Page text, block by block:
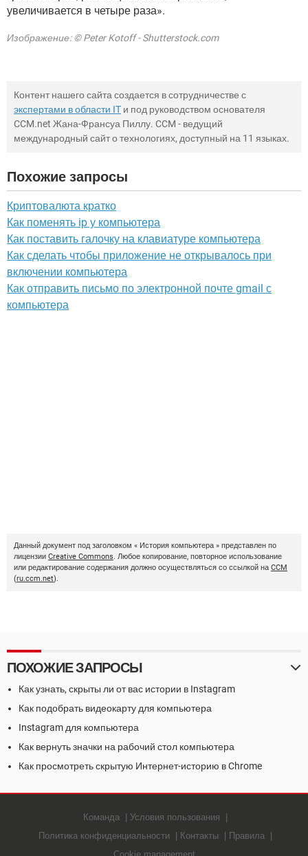
увеличивается в четыре раза».
Изображение: © Peter Kotoff - Shutterstock.com
Контент нашего сайта создается в сотрудничестве с
экспертами в области IT и под руководством основателя
CCM.net Жана-Франсуа Пиллу. CCM - ведущий
международный сайт о технологиях, доступный на 11 языках.
Похожие запросы
Криптовалюта кратко
Как поменять ip у компьютера
Как поставить галочку на клавиатуре компьютера
Как сделать чтобы приложение не открывалось при
включении компьютера
Как отправить письмо по электронной почте gmail с
компьютера
Данный документ под заголовком « История компьютера » представлен по
лицензии Creative Commons. Любое копирование, повторное использование
или редактирование содержания должно осуществляться со ссылкой на CCM
(ru.ccm.net).
ПОХОЖИЕ ЗАПРОСЫ
Как узнать, скрыты ли от вас истории в Instagram
Как подобрать видеокарту для компьютера
Instagram для компьютера
Как вернуть значки на рабочий стол компьютера
Как просмотреть скрытую Интернет-историю в Chrome
Команда
Условия пользования
Политика конфиденциальности
Контакты
Правила